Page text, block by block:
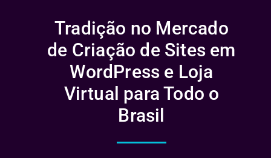
Tradição no Mercado
de Criação de Sites em
WordPress e Loja
Virtual para Todo o
Brasil